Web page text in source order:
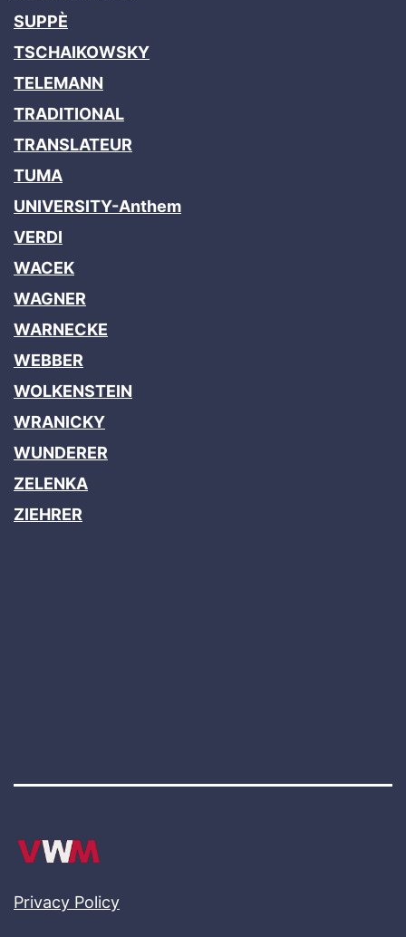
SUPPÈ
TSCHAIKOWSKY
TELEMANN
TRADITIONAL
TRANSLATEUR
TUMA
UNIVERSITY-Anthem
VERDI
WACEK
WAGNER
WARNECKE
WEBBER
WOLKENSTEIN
WRANICKY
WUNDERER
ZELENKA
ZIEHRER
Privacy Policy